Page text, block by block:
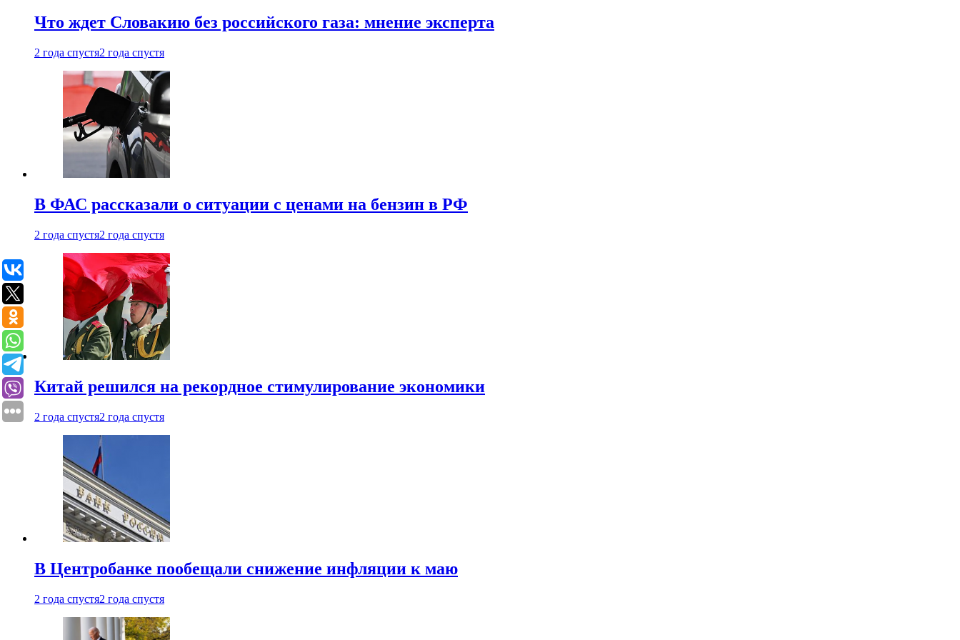
Что ждет Словакию без российского газа: мнение эксперта
2 года спустя2 года спустя
В ФАС рассказали о ситуации с ценами на бензин в РФ
2 года спустя2 года спустя
Китай решился на рекордное стимулирование экономики
2 года спустя2 года спустя
В Центробанке пообещали снижение инфляции к маю
2 года спустя2 года спустя